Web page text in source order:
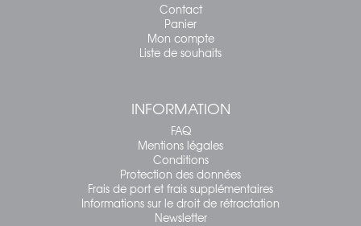
Contact
Panier
Mon compte
Liste de souhaits
INFORMATION
FAQ
Mentions légales
Conditions
Protection des données
Frais de port et frais supplémentaires
Informations sur le droit de rétractation
Newsletter